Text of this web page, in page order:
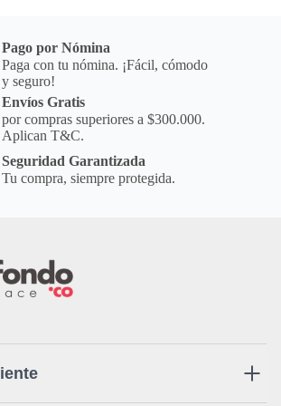
Pago por Nómina
Paga con tu nómina. ¡Fácil, cómodo
y seguro!
Envíos Gratis
por compras superiores a $300.000.
Aplican T&C.
Seguridad Garantizada
Tu compra, siempre protegida.